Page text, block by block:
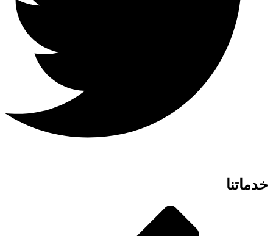
خدماتنا